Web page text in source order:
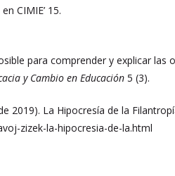
CIMIE’ 15.
para comprender y explicar
y Cambio en Educación 5 (3).
2019). La Hipocresía de la
zizek-la-hipocresia-de-la.html